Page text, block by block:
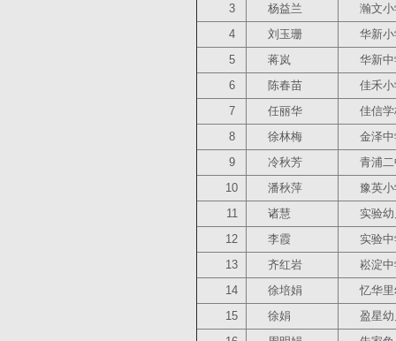
3
杨益兰
瀚文小
4
刘玉珊
华新小
5
蒋岚
华新中
6
陈春苗
佳禾小
7
任丽华
佳信学
8
徐林梅
金泽中
9
冷秋芳
青浦二
10
潘秋萍
豫英小
11
诸慧
实验
12
李霞
实验中
13
齐红岩
崧淀中
14
徐培娟
忆华
15
徐娟
盈星